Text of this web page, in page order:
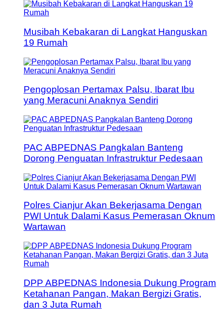
Musibah Kebakaran di Langkat Hanguskan
19 Rumah
Pengoplosan Pertamax Palsu, Ibarat Ibu
yang Meracuni Anaknya Sendiri
PAC ABPEDNAS Pangkalan Banteng
Dorong Penguatan Infrastruktur Pedesaan
Polres Cianjur Akan Bekerjasama Dengan
PWI Untuk Dalami Kasus Pemerasan Oknum
Wartawan
DPP ABPEDNAS Indonesia Dukung Program
Ketahanan Pangan, Makan Bergizi Gratis,
dan 3 Juta Rumah